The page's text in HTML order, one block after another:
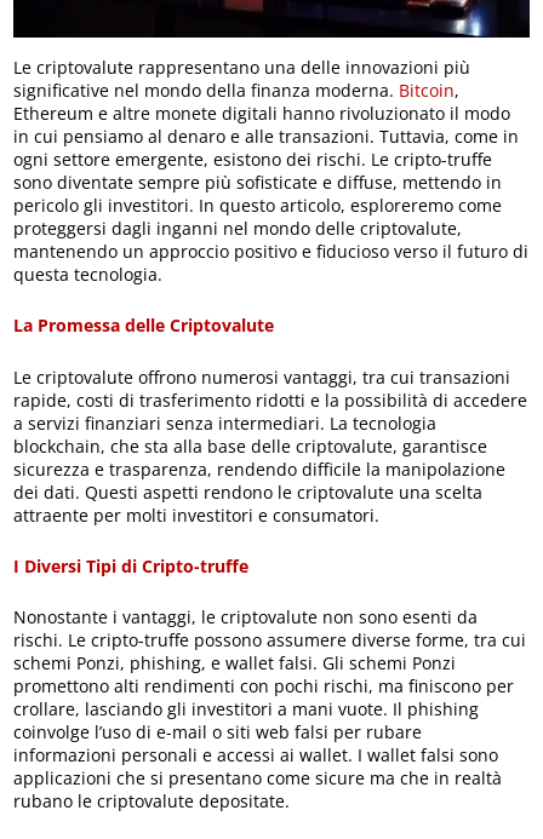
Le criptovalute rappresentano una delle innovazioni più
significative nel mondo della finanza moderna. Bitcoin,
Ethereum e altre monete digitali hanno rivoluzionato il modo
in cui pensiamo al denaro e alle transazioni. Tuttavia, come in
ogni settore emergente, esistono dei rischi. Le cripto-truffe
sono diventate sempre più sofisticate e diffuse, mettendo in
pericolo gli investitori. In questo articolo, esploreremo come
proteggersi dagli inganni nel mondo delle criptovalute,
mantenendo un approccio positivo e fiducioso verso il futuro di
questa tecnologia.
La Promessa delle Criptovalute
Le criptovalute offrono numerosi vantaggi, tra cui transazioni
rapide, costi di trasferimento ridotti e la possibilità di accedere
a servizi finanziari senza intermediari. La tecnologia
blockchain, che sta alla base delle criptovalute, garantisce
sicurezza e trasparenza, rendendo difficile la manipolazione
dei dati. Questi aspetti rendono le criptovalute una scelta
attraente per molti investitori e consumatori.
I Diversi Tipi di Cripto-truffe
Nonostante i vantaggi, le criptovalute non sono esenti da
rischi. Le cripto-truffe possono assumere diverse forme, tra cui
schemi Ponzi, phishing, e wallet falsi. Gli schemi Ponzi
promettono alti rendimenti con pochi rischi, ma finiscono per
crollare, lasciando gli investitori a mani vuote. Il phishing
coinvolge l’uso di e-mail o siti web falsi per rubare
informazioni personali e accessi ai wallet. I wallet falsi sono
applicazioni che si presentano come sicure ma che in realtà
rubano le criptovalute depositate.